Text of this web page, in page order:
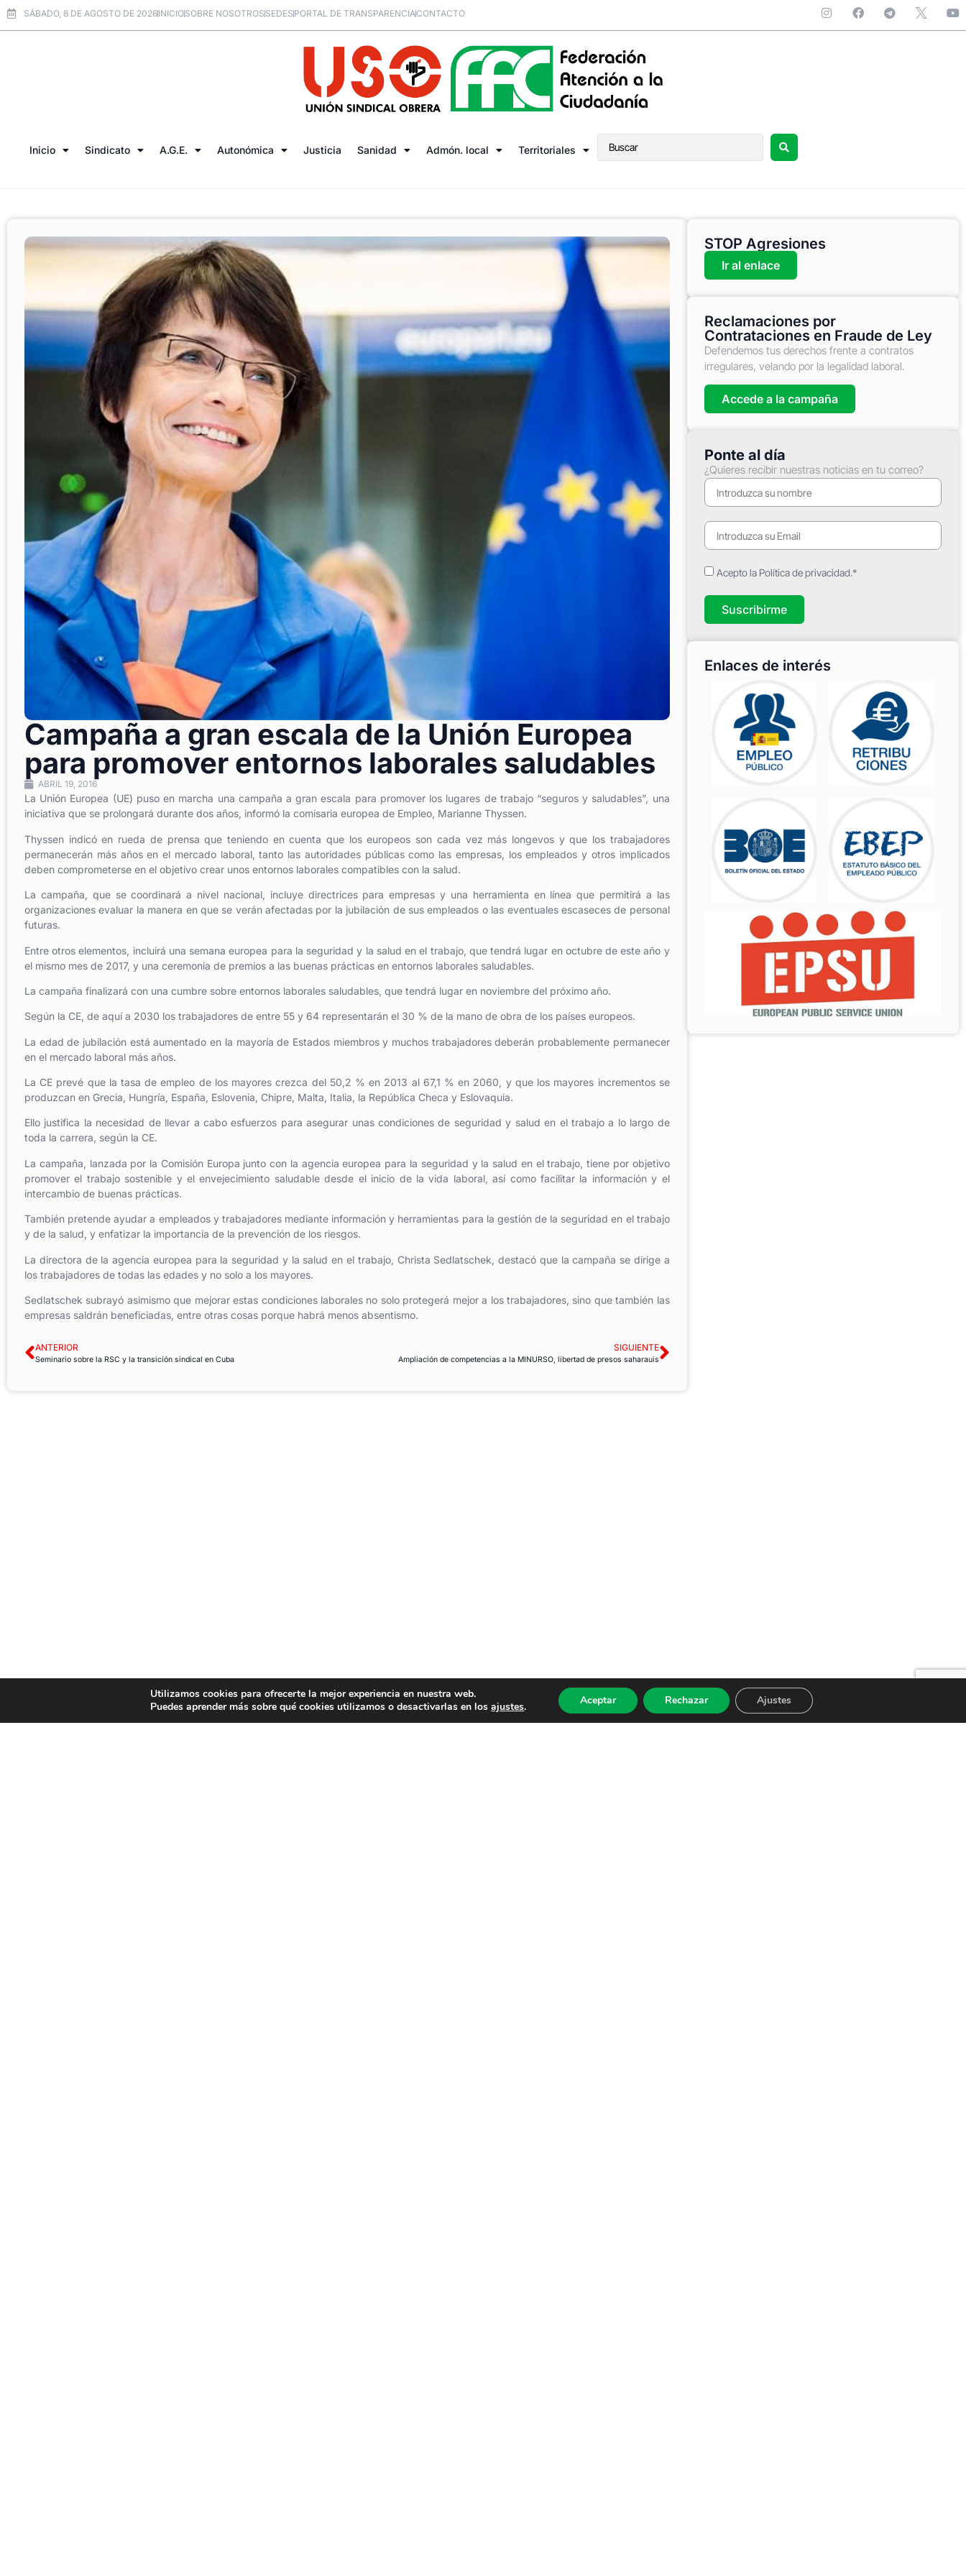
SÁBADO, 8 DE AGOSTO DE 2026INICIOSOBRE NOSOTROSSEDESPORTAL DE TRANSPARENCIACONTACTO
Inicio Sindicato A.G.E. Autonómica Justicia Sanidad Admón. local Territoriales
Campaña a gran escala de la Unión Europea
para promover entornos laborales saludables
ABRIL 19, 2016
La Unión Europea (UE) puso en marcha una campaña a gran escala para promover los lugares de trabajo “seguros y saludables”, una
iniciativa que se prolongará durante dos años, informó la comisaria europea de Empleo, Marianne Thyssen.
Thyssen indicó en rueda de prensa que teniendo en cuenta que los europeos son cada vez más longevos y que los trabajadores
permanecerán más años en el mercado laboral, tanto las autoridades públicas como las empresas, los empleados y otros implicados
deben comprometerse en el objetivo crear unos entornos laborales compatibles con la salud.
La campaña, que se coordinará a nivel nacional, incluye directrices para empresas y una herramienta en línea que permitirá a las
organizaciones evaluar la manera en que se verán afectadas por la jubilación de sus empleados o las eventuales escaseces de personal
futuras.
Entre otros elementos, incluirá una semana europea para la seguridad y la salud en el trabajo, que tendrá lugar en octubre de este año y
el mismo mes de 2017, y una ceremonia de premios a las buenas prácticas en entornos laborales saludables.
La campaña finalizará con una cumbre sobre entornos laborales saludables, que tendrá lugar en noviembre del próximo año.
Según la CE, de aquí a 2030 los trabajadores de entre 55 y 64 representarán el 30 % de la mano de obra de los países europeos.
La edad de jubilación está aumentado en la mayoría de Estados miembros y muchos trabajadores deberán probablemente permanecer
en el mercado laboral más años.
La CE prevé que la tasa de empleo de los mayores crezca del 50,2 % en 2013 al 67,1 % en 2060, y que los mayores incrementos se
produzcan en Grecia, Hungría, España, Eslovenia, Chipre, Malta, Italia, la República Checa y Eslovaquia.
Ello justifica la necesidad de llevar a cabo esfuerzos para asegurar unas condiciones de seguridad y salud en el trabajo a lo largo de
toda la carrera, según la CE.
La campaña, lanzada por la Comisión Europa junto con la agencia europea para la seguridad y la salud en el trabajo, tiene por objetivo
promover el trabajo sostenible y el envejecimiento saludable desde el inicio de la vida laboral, así como facilitar la información y el
intercambio de buenas prácticas.
También pretende ayudar a empleados y trabajadores mediante información y herramientas para la gestión de la seguridad en el trabajo
y de la salud, y enfatizar la importancia de la prevención de los riesgos.
La directora de la agencia europea para la seguridad y la salud en el trabajo, Christa Sedlatschek, destacó que la campaña se dirige a
los trabajadores de todas las edades y no solo a los mayores.
Sedlatschek subrayó asimismo que mejorar estas condiciones laborales no solo protegerá mejor a los trabajadores, sino que también las
empresas saldrán beneficiadas, entre otras cosas porque habrá menos absentismo.
ANTERIOR
Seminario sobre la RSC y la transición sindical en Cuba
SIGUIENTE
Ampliación de competencias a la MINURSO, libertad de presos saharauis
STOP Agresiones
Ir al enlace
Reclamaciones por
Contrataciones en Fraude de Ley
Defendemos tus derechos frente a contratos
irregulares, velando por la legalidad laboral.
Accede a la campaña
Ponte al día
¿Quieres recibir nuestras noticias en tu correo?
Acepto la Política de privacidad.*
Suscribirme
Enlaces de interés
Utilizamos cookies para ofrecerte la mejor experiencia en nuestra web.
Puedes aprender más sobre qué cookies utilizamos o desactivarlas en losajustes. Aceptar Rechazar Ajustes